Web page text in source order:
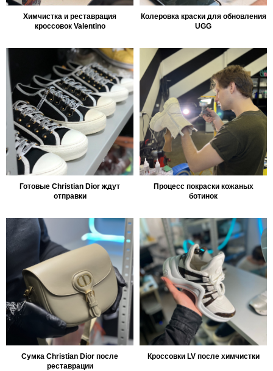
Химчистка и реставрация
кроссовок Valentino
Колеровка краски для обновления
UGG
Готовые Christian Dior ждут
отправки
Процесс покраски кожаных
ботинок
Сумка Christian Dior после
реставрации
Кроссовки LV после химчистки